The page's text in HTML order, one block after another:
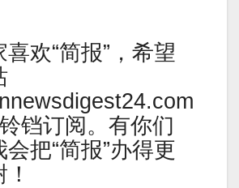
欢“简报”，希望
铛订阅。有你们
把“简报”办得更